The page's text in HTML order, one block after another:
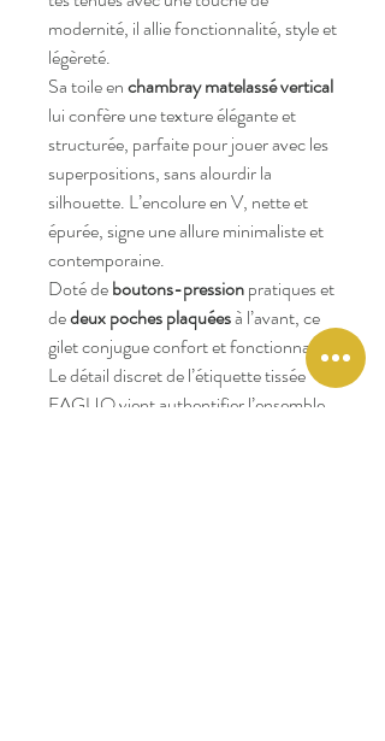
modernité, il allie fonctionnalité, style et
légèreté.
Sa toile enchambray matelassé vertical
lui confère une texture élégante et
structurée, parfaite pour jouer avec les
superpositions, sans alourdir la
silhouette. L’encolure en V, nette et
épurée, signe une allure minimaliste et
contemporaine.
Doté deboutons-pressionpratiques et
dedeux poches plaquéesà l’avant, ce
gilet conjugue confort et fonctionnalité.
Le détail discret de l’étiquette tissée
FAGUO vient authentifier l’ensemble